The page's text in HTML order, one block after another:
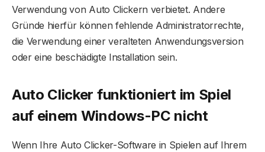
Verwendung von Auto Clickern verbietet. Andere
Gründe hierfür können fehlende Administratorrechte,
die Verwendung einer veralteten Anwendungsversion
oder eine beschädigte Installation sein.
Auto Clicker funktioniert im Spiel
auf einem Windows-PC nicht
Wenn Ihre Auto Clicker-Software in Spielen auf Ihrem